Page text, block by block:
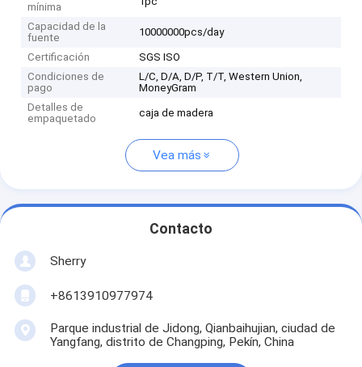
mínima
Capacidad de la
fuente
10000000pcs/day
Certificación
SGS ISO
Condiciones de
pago
L/C, D/A, D/P, T/T, Western Union,
MoneyGram
Detalles de
empaquetado
caja de madera
Vea más
Contacto
Sherry
+8613910977974
Parque industrial de Jidong, Qianbaihujian, ciudad de
Yangfang, distrito de Changping, Pekín, China